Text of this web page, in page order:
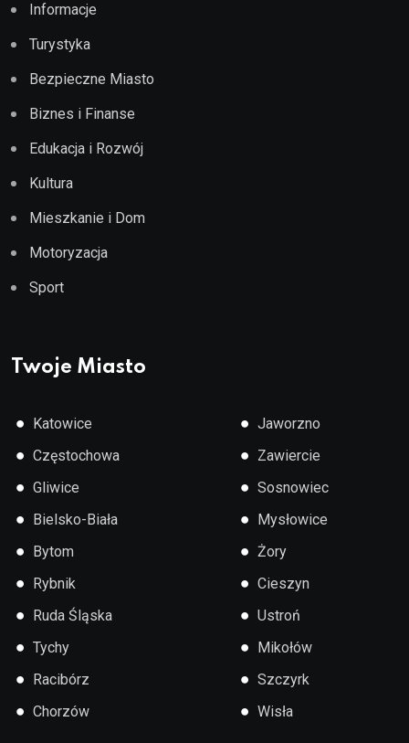
Informacje
Turystyka
Bezpieczne Miasto
Biznes i Finanse
Edukacja i Rozwój
Kultura
Mieszkanie i Dom
Motoryzacja
Sport
Twoje Miasto
● Katowice
● Częstochowa
● Gliwice
● Bielsko-Biała
● Bytom
● Rybnik
● Ruda Śląska
● Tychy
● Racibórz
● Chorzów
● Jaworzno
● Zawiercie
● Sosnowiec
● Mysłowice
● Żory
● Cieszyn
● Ustroń
● Mikołów
● Szczyrk
● Wisła